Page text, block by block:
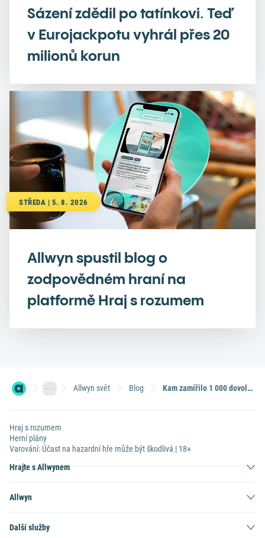
Sázení zdědil po tatínkovi. Teď
v Eurojackpotu vyhrál přes 20
milionů korun
STŘEDA | 5. 8. 2026
Allwyn spustil blog o
zodpovědném hraní na
platformě Hraj s rozumem
Allwyn svět Blog Kam zamířilo 1 000 dovolených od Sportky? Výherci jsou po celé republice
Hraj s rozumem
Herní plány
Varování: Účast na hazardní hře může být škodlivá | 18+
Hrajte s Allwynem
Allwyn
Další služby